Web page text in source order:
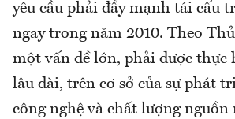
yêu cầu phải đẩy mạnh tái cấu
ngay trong năm 2010. Theo
một vấn đề lớn, phải được thực
lâu dài, trên cơ sở của sự phát
công nghệ và chất lượng nguồn